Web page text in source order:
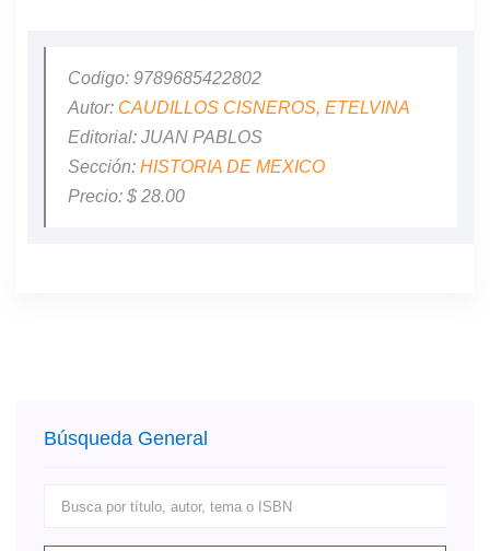
Codigo: 9789685422802
Autor: CAUDILLOS CISNEROS, ETELVINA
Editorial: JUAN PABLOS
Sección: HISTORIA DE MEXICO
Precio: $ 28.00
Búsqueda General